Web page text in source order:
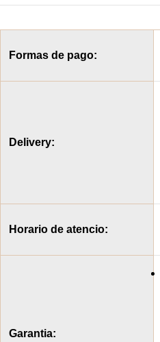
Formas de pago:
Delivery:
Horario de atencio:
Garantia: